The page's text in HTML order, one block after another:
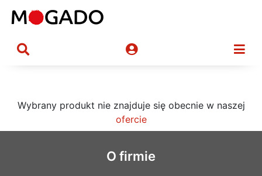
Wybrany produkt nie znajduje się obecnie w naszej
ofercie
O firmie